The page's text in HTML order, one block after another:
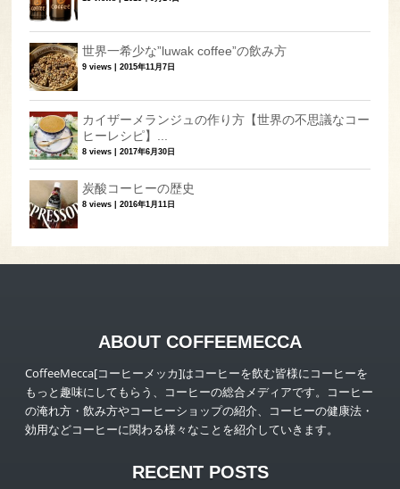
世界一希少な”luwak coffee”の飲み方
9 views |2015年11月7日
カイザーメランジュの作り方【世界の不思議なコー
ヒーレシピ】...
8 views |2017年6月30日
炭酸コーヒーの歴史
8 views |2016年1月11日
ABOUT COFFEEMECCA
CoffeeMecca[コーヒーメッカ]はコーヒーを飲む皆様にコーヒーを
もっと趣味にしてもらう、コーヒーの総合メディアです。コーヒー
の淹れ方・飲み方やコーヒーショップの紹介、コーヒーの健康法・
効用などコーヒーに関わる様々なことを紹介していきます。
RECENT POSTS